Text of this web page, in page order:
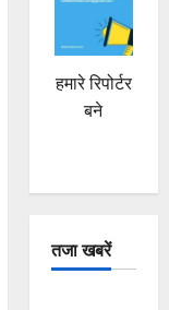
हमारे रिपोर्टर
बने
तजा खबरें